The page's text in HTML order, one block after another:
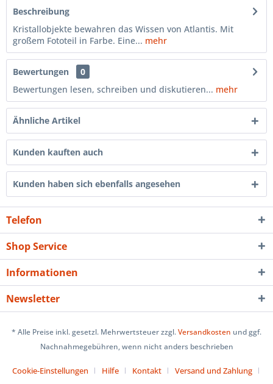
Beschreibung
Kristallobjekte bewahren das Wissen von Atlantis. Mit
großem Fototeil in Farbe. Eine... mehr
Bewertungen
0
Bewertungen lesen, schreiben und diskutieren... mehr
Ähnliche Artikel
Kunden kauften auch
Kunden haben sich ebenfalls angesehen
Telefon
Shop Service
Informationen
Newsletter
* Alle Preise inkl. gesetzl. Mehrwertsteuer zzgl.Versandkosten und ggf.
Nachnahmegebühren, wenn nicht anders beschrieben
Cookie-Einstellungen Hilfe Kontakt
Versand und Zahlung